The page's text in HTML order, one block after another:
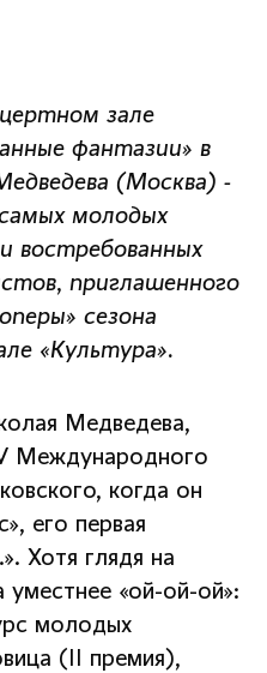
зале
фантазии» в
(Москва) -
молодых
востребованных
приглашенного
сезона
«Культура».
Медведева,
Международного
когда он
его первая
Хотя глядя на
уместнее «ой-ой-ой»:
молодых
(II премия),